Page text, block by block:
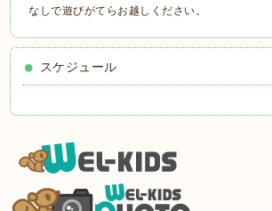
なしで遊びがてらお越しください。
スケジュール